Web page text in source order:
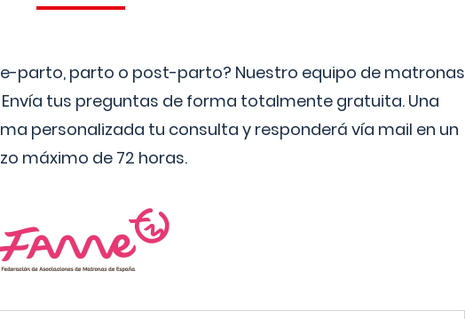
parto, parto o post-parto? Nuestro equipo de matronas
tus preguntas de forma totalmente gratuita. Una
personalizada tu consulta y responderá vía mail en un
máximo de 72 horas.